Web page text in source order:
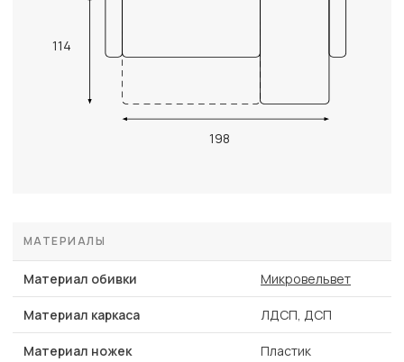
114
198
МАТЕРИАЛЫ
Материал обивки Микровельвет
Материал каркаса ЛДСП, ДСП
Материал ножек Пластик